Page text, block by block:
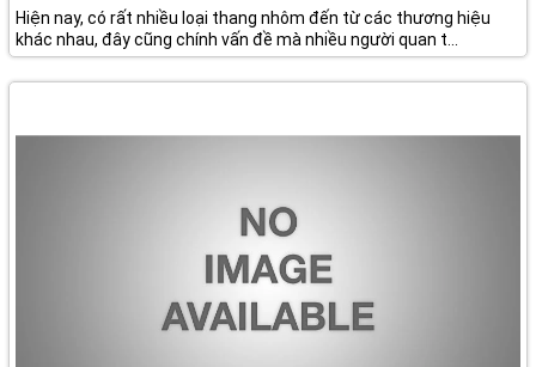
Hiện nay, có rất nhiều loại thang nhôm đến từ các thương hiệu
khác nhau, đây cũng chính vấn đề mà nhiều người quan t...